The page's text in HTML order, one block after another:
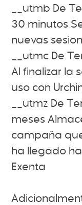
__utmb De
30 minutos
nuevas
__utmc De
Al finalizar la
uso con
__utmz De
meses
campaña
ha llegado
Exenta